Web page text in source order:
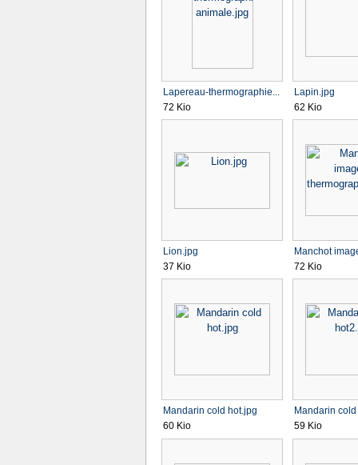
Lapereau-thermographie...
72 Kio
Lapin.jpg
62 Kio
Lion.jpg
37 Kio
Manchot
72 Kio
Mandarin cold hot.jpg
60 Kio
Mandarin
59 Kio